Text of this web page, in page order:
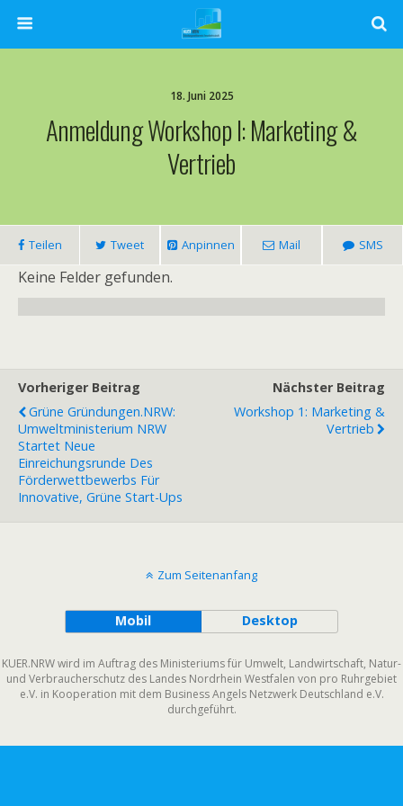
18. Juni 2025
Anmeldung Workshop I: Marketing &
Vertrieb
Teilen Tweet Anpinnen Mail SMS
Keine Felder gefunden.
Vorheriger Beitrag
Grüne Gründungen.NRW:
Umweltministerium NRW
Startet Neue
Einreichungsrunde Des
Förderwettbewerbs Für
Innovative, Grüne Start-Ups
Nächster Beitrag
Workshop 1: Marketing &
Vertrieb
Zum Seitenanfang
Mobil Desktop
KUER.NRW wird im Auftrag des Ministeriums für Umwelt, Landwirtschaft, Natur-
und Verbraucherschutz des Landes Nordrhein Westfalen von pro Ruhrgebiet
e.V. in Kooperation mit dem Business Angels Netzwerk Deutschland e.V.
durchgeführt.